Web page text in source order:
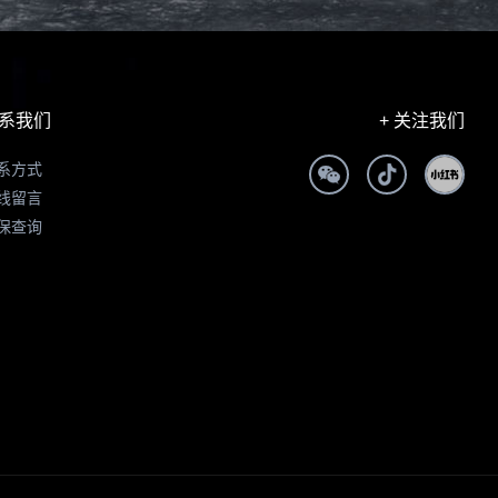
我们
方式
留言
查询
+ 关注我们